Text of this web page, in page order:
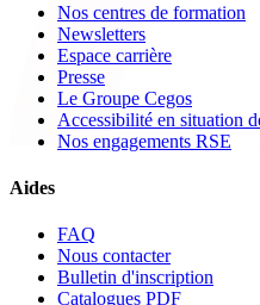
Nos centres de formation
Newsletters
Espace carrière
Presse
Le Groupe Cegos
Accessibilité en situation
Nos engagements RSE
Aides
FAQ
Nous contacter
Bulletin d'inscription
Catalogues PDF